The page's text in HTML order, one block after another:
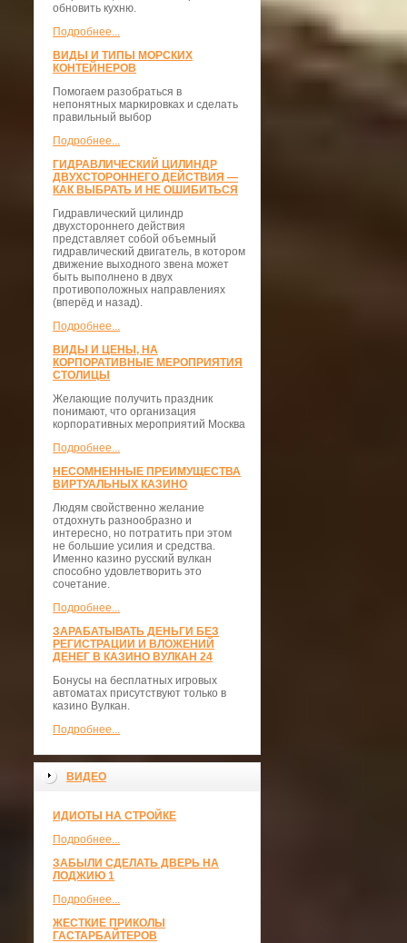
обновить кухню.
Подробнее...
ВИДЫ И ТИПЫ МОРСКИХ
КОНТЕЙНЕРОВ
Помогаем разобраться в
непонятных маркировках и сделать
правильный выбор
Подробнее...
ГИДРАВЛИЧЕСКИЙ ЦИЛИНДР
ДВУХСТОРОННЕГО ДЕЙСТВИЯ —
КАК ВЫБРАТЬ И НЕ ОШИБИТЬСЯ
Гидравлический цилиндр
двухстороннего действия
представляет собой объемный
гидравлический двигатель, в котором
движение выходного звена может
быть выполнено в двух
противоположных направлениях
(вперёд и назад).
Подробнее...
ВИДЫ И ЦЕНЫ, НА
КОРПОРАТИВНЫЕ МЕРОПРИЯТИЯ
СТОЛИЦЫ
Желающие получить праздник
понимают, что организация
корпоративных мероприятий Москва
Подробнее...
НЕСОМНЕННЫЕ ПРЕИМУЩЕСТВА
ВИРТУАЛЬНЫХ КАЗИНО
Людям свойственно желание
отдохнуть разнообразно и
интересно, но потратить при этом
не большие усилия и средства.
Именно казино русский вулкан
способно удовлетворить это
сочетание.
Подробнее...
ЗАРАБАТЫВАТЬ ДЕНЬГИ БЕЗ
РЕГИСТРАЦИИ И ВЛОЖЕНИЙ
ДЕНЕГ В КАЗИНО ВУЛКАН 24
Бонусы на бесплатных игровых
автоматах присутствуют только в
казино Вулкан.
Подробнее...
ВИДЕО
ИДИОТЫ НА СТРОЙКЕ
Подробнее...
ЗАБЫЛИ СДЕЛАТЬ ДВЕРЬ НА
ЛОДЖИЮ 1
Подробнее...
ЖЕСТКИЕ ПРИКОЛЫ
ГАСТАРБАЙТЕРОВ